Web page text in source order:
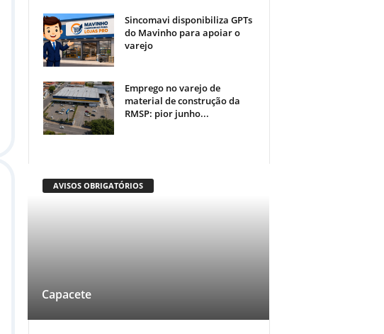
Sincomavi disponibiliza GPTs
do Mavinho para apoiar o
varejo
Emprego no varejo de
material de construção da
RMSP: pior junho...
AVISOS OBRIGATÓRIOS
Capacete